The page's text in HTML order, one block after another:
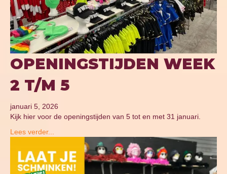
OPENINGSTIJDEN WEEK
2 T/M 5
januari 5, 2026
Kijk hier voor de openingstijden van 5 tot en met 31 januari.
Lees verder...